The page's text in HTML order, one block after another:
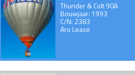
Thunder & Colt 90A
Bouwjaar: 1993
C/N: 2383
Aro Lease